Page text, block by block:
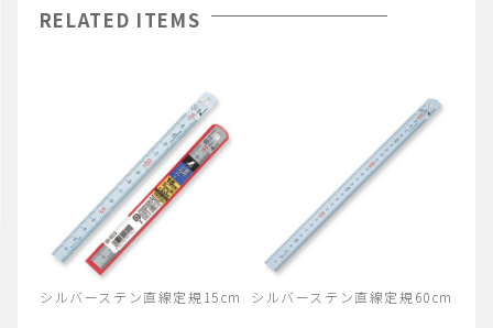
RELATED ITEMS
シルバーステン直線定規15cm シルバーステン直線定規60cm